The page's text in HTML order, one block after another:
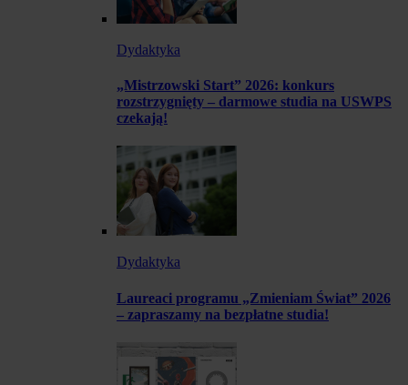
Dydaktyka
„Mistrzowski Start” 2026: konkurs
rozstrzygnięty – darmowe studia na USWPS
czekają!
Dydaktyka
Laureaci programu „Zmieniam Świat” 2026
– zapraszamy na bezpłatne studia!